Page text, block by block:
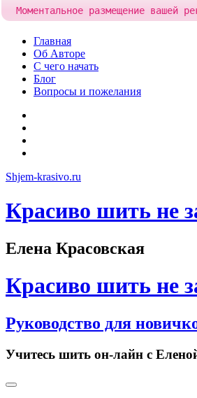
Skip
content
Главная
Об Авторе
С чего начать
Блог
Вопросы и пожелания
Shjem-krasivo.ru
Красиво шить не
Елена Красовская
Красиво шить не
Руководство для
Учитесь шить он-лайн с
Primary
Моментальное размещение вашей